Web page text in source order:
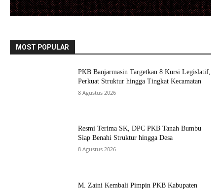
MOST POPULAR
PKB Banjarmasin Targetkan 8 Kursi Legislatif,
Perkuat Struktur hingga Tingkat Kecamatan
8 Agustus 2026
Resmi Terima SK, DPC PKB Tanah Bumbu
Siap Benahi Struktur hingga Desa
8 Agustus 2026
M. Zaini Kembali Pimpin PKB Kabupaten